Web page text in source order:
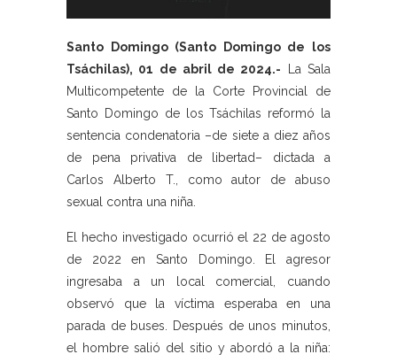
Santo Domingo (Santo Domingo de los
Tsáchilas), 01 de abril de 2024.- La Sala
Multicompetente de la Corte Provincial de
Santo Domingo de los Tsáchilas reformó la
sentencia condenatoria –de siete a diez años
de pena privativa de libertad– dictada a
Carlos Alberto T., como autor de abuso
sexual contra una niña.
El hecho investigado ocurrió el 22 de agosto
de 2022 en Santo Domingo. El agresor
ingresaba a un local comercial, cuando
observó que la víctima esperaba en una
parada de buses. Después de unos minutos,
el hombre salió del sitio y abordó a la niña: